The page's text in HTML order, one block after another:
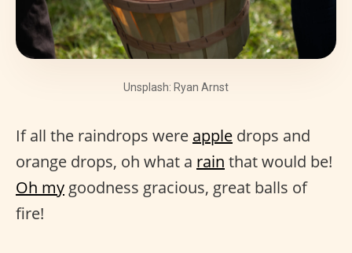
Unsplash: Ryan Arnst
If all the raindrops were apple drops and
orange drops, oh what a rain that would be!
Oh my goodness gracious, great balls of
fire!